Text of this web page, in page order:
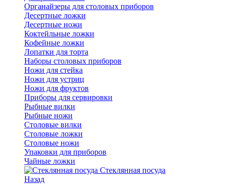
Органайзеры для столовых приборов
Десертные ложки
Десертные ножи
Коктейльные ложки
Кофейные ложки
Лопатки для торта
Наборы столовых приборов
Ножи для стейка
Ножи для устриц
Ножи для фруктов
Приборы для сервировки
Рыбные вилки
Рыбные ножи
Столовые вилки
Столовые ложки
Столовые ножи
Упаковки для приборов
Чайные ложки
Стеклянная посуда
Назад